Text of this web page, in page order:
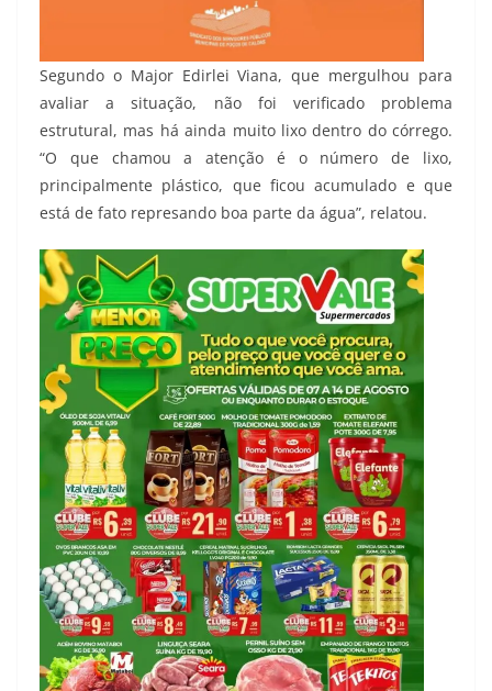
Segundo o Major Edirlei Viana, que mergulhou para
avaliar a situação, não foi verificado problema
estrutural, mas há ainda muito lixo dentro do córrego.
“O que chamou a atenção é o número de lixo,
principalmente plástico, que ficou acumulado e que
está de fato represando boa parte da água”, relatou.